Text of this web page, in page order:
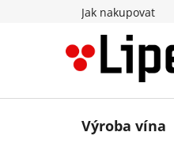
Jak nakupovat
Výroba vína